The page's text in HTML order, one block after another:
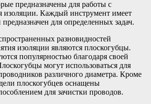
предназначены для работы с
изоляции. Каждый инструмент имеет
для определенных задач.
разновидностей
изоляции являются плоскогубцы.
популярностью благодаря своей
могут использоваться для
различного диаметра. Кроме
плоскогубцев оснащены
для зачистки проводов.